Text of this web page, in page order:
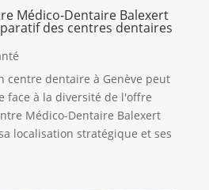
Médico-Dentaire Balexert
des centres dentaires
centre dentaire à Genève peut
face à la diversité de l'offre
Médico-Dentaire Balexert
localisation stratégique et ses